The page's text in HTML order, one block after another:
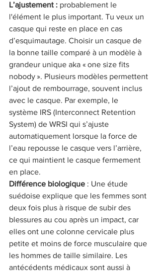
L’ajustement : probablement le
l'élément le plus important. Tu veux un
casque qui reste en place en cas
d’esquimautage. Choisir un casque de
la bonne taille comparé à un modèle à
grandeur unique aka « one size fits
nobody ». Plusieurs modèles permettent
l’ajout de rembourrage, souvent inclus
avec le casque. Par exemple, le
système IRS (Interconnect Retention
System) de WRSI qui s’ajuste
automatiquement lorsque la force de
l’eau repousse le casque vers l’arrière,
ce qui maintient le casque fermement
en place.
Différence biologique : Une étude
suédoise explique que les femmes sont
deux fois plus à risque de subir des
blessures au cou après un impact, car
elles ont une colonne cervicale plus
petite et moins de force musculaire que
les hommes de taille similaire. Les
antécédents médicaux sont aussi à